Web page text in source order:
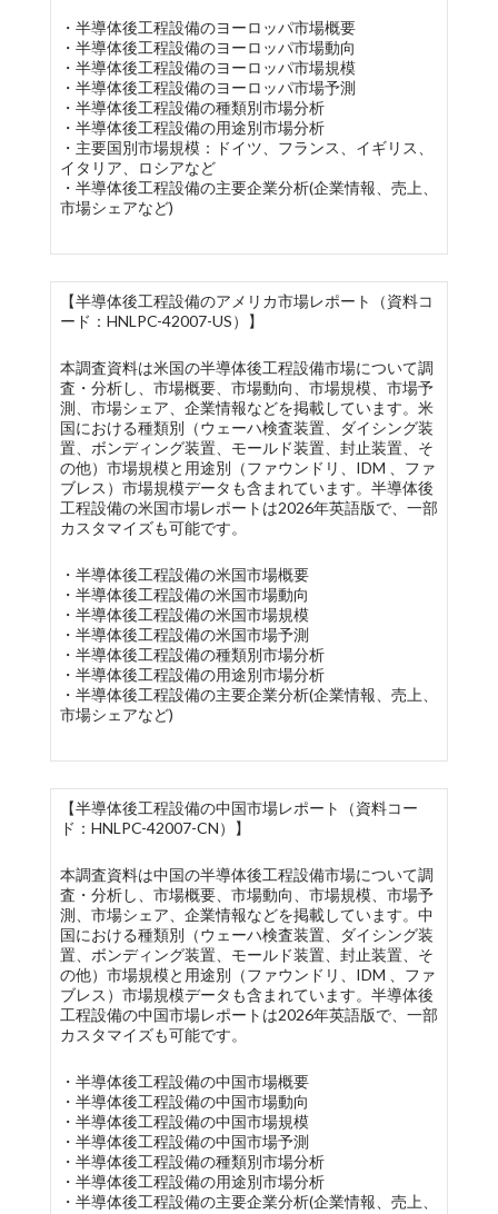
・半導体後工程設備のヨーロッパ市場概要
・半導体後工程設備のヨーロッパ市場動向
・半導体後工程設備のヨーロッパ市場規模
・半導体後工程設備のヨーロッパ市場予測
・半導体後工程設備の種類別市場分析
・半導体後工程設備の用途別市場分析
・主要国別市場規模：ドイツ、フランス、イギリス、
イタリア、ロシアなど
・半導体後工程設備の主要企業分析(企業情報、売上、
市場シェアなど)
【半導体後工程設備のアメリカ市場レポート（資料コ
ード：HNLPC-42007-US）】
本調査資料は米国の半導体後工程設備市場について調
査・分析し、市場概要、市場動向、市場規模、市場予
測、市場シェア、企業情報などを掲載しています。米
国における種類別（ウェーハ検査装置、ダイシング装
置、ボンディング装置、モールド装置、封止装置、そ
の他）市場規模と用途別（ファウンドリ、IDM 、ファ
ブレス）市場規模データも含まれています。半導体後
工程設備の米国市場レポートは2026年英語版で、一部
カスタマイズも可能です。
・半導体後工程設備の米国市場概要
・半導体後工程設備の米国市場動向
・半導体後工程設備の米国市場規模
・半導体後工程設備の米国市場予測
・半導体後工程設備の種類別市場分析
・半導体後工程設備の用途別市場分析
・半導体後工程設備の主要企業分析(企業情報、売上、
市場シェアなど)
【半導体後工程設備の中国市場レポート（資料コー
ド：HNLPC-42007-CN）】
本調査資料は中国の半導体後工程設備市場について調
査・分析し、市場概要、市場動向、市場規模、市場予
測、市場シェア、企業情報などを掲載しています。中
国における種類別（ウェーハ検査装置、ダイシング装
置、ボンディング装置、モールド装置、封止装置、そ
の他）市場規模と用途別（ファウンドリ、IDM 、ファ
ブレス）市場規模データも含まれています。半導体後
工程設備の中国市場レポートは2026年英語版で、一部
カスタマイズも可能です。
・半導体後工程設備の中国市場概要
・半導体後工程設備の中国市場動向
・半導体後工程設備の中国市場規模
・半導体後工程設備の中国市場予測
・半導体後工程設備の種類別市場分析
・半導体後工程設備の用途別市場分析
・半導体後工程設備の主要企業分析(企業情報、売上、